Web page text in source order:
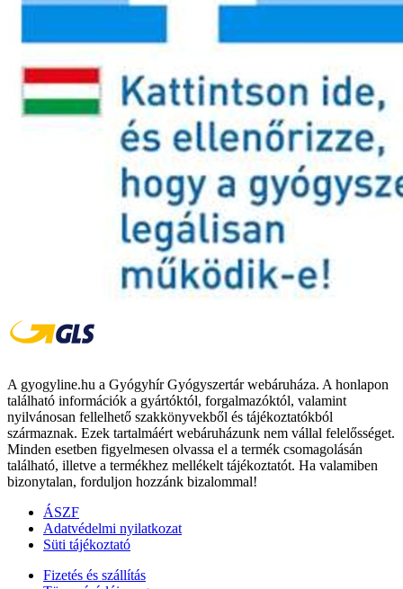
A gyogyline.hu a Gyógyhír Gyógyszertár webáruháza. A honlapon
található információk a gyártóktól, forgalmazóktól, valamint
nyilvánosan fellelhető szakkönyvekből és tájékoztatókból
származnak. Ezek tartalmáért webáruházunk nem vállal felelősséget.
Minden esetben figyelmesen olvassa el a termék csomagolásán
található, illetve a termékhez mellékelt tájékoztatót. Ha valamiben
bizonytalan, forduljon hozzánk bizalommal!
ÁSZF
Adatvédelmi nyilatkozat
Süti tájékoztató
Fizetés és szállítás